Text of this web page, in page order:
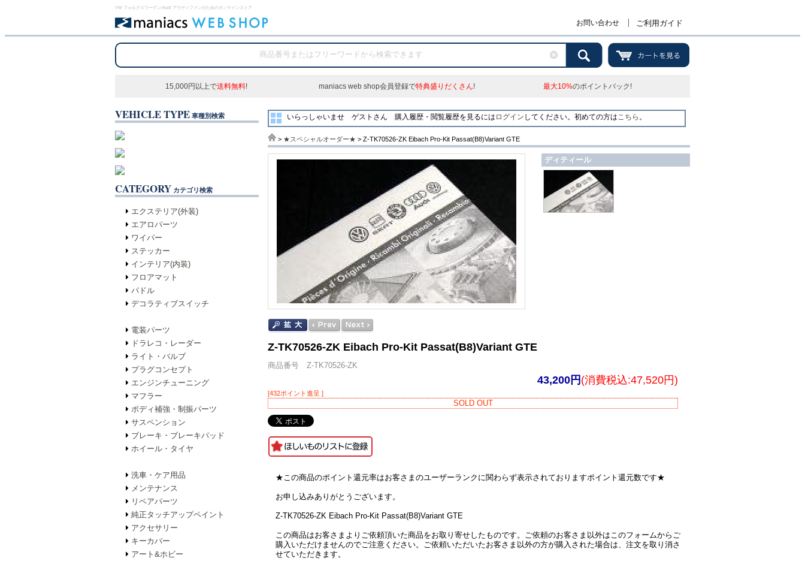
VW フォルクスワーゲン/Audi アウディファンのためのオンラインストア
お問い合わせ ご利用ガイド
15,000円以上で送料無料! maniacs web shop会員登録で特典盛りだくさん! 最大10%のポイントバック!
VEHICLE TYPE 車種別検索
CATEGORY カテゴリ検索
エクステリア(外装)
エアロパーツ
ワイパー
ステッカー
インテリア(内装)
フロアマット
パドル
デコラティブスイッチ
電装パーツ
ドラレコ・レーダー
ライト・バルブ
プラグコンセプト
エンジンチューニング
マフラー
ボディ補強・制振パーツ
サスペンション
ブレーキ・ブレーキパッド
ホイール・タイヤ
洗車・ケア用品
メンテナンス
リペアパーツ
純正タッチアップペイント
アクセサリー
キーカバー
アート&ホビー
いらっしゃいませ ゲストさん 購入履歴・閲覧履歴を見るには ログイン してください。初めての方はこちら 。
> ★スペシャルオーダー★ > Z-TK70526-ZK Eibach Pro-Kit Passat(B8)Variant GTE
Z-TK70526-ZK Eibach Pro-Kit Passat(B8)Variant GTE
商品番号 Z-TK70526-ZK
43,200円 (消費税込:47,520円)
[432ポイント進呈 ]
SOLD OUT
ディティール
★この商品のポイント還元率はお客さまのユーザーランクに関わらず表示されておりますポイント還元数です★
お申し込みありがとうございます。
Z-TK70526-ZK Eibach Pro-Kit Passat(B8)Variant GTE
この商品はお客さまよりご依頼頂いた商品をお取り寄せしたものです。ご依頼のお客さま以外はこのフォームからご
購入いただけませんのでご注意ください。ご依頼いただいたお客さま以外の方が購入された場合は、注文を取り消さ
せていただきます。